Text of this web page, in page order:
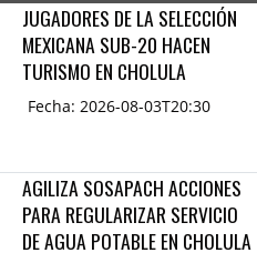
JUGADORES DE LA SELECCIÓN
MEXICANA SUB-20 HACEN
TURISMO EN CHOLULA
Fecha: 2026-08-03T20:30
AGILIZA SOSAPACH ACCIONES
PARA REGULARIZAR SERVICIO
DE AGUA POTABLE EN CHOLULA